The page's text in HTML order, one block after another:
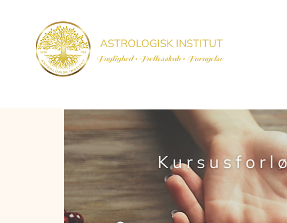
ASTROLOGISK INSTITUT
Faglighed • Fællesskab • Fornyelse